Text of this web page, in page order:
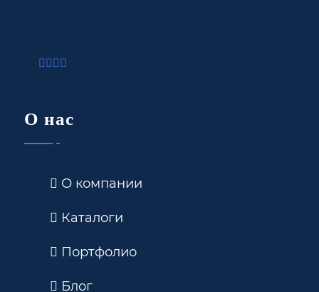
О нас
О компании
Каталоги
Портфолио
Блог